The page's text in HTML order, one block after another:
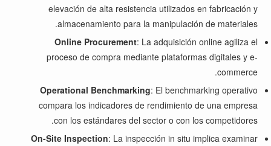
elevación de alta resistencia utilizados en fabricación y
almacenamiento para la manipulación de materiales.
Online Procurement: La adquisición online agiliza el
proceso de compra mediante plataformas digitales y e-
commerce.
Operational Benchmarking: El benchmarking operativo
compara los indicadores de rendimiento de una empresa
con los estándares del sector o con los competidores.
On-Site Inspection: La inspección in situ implica examinar